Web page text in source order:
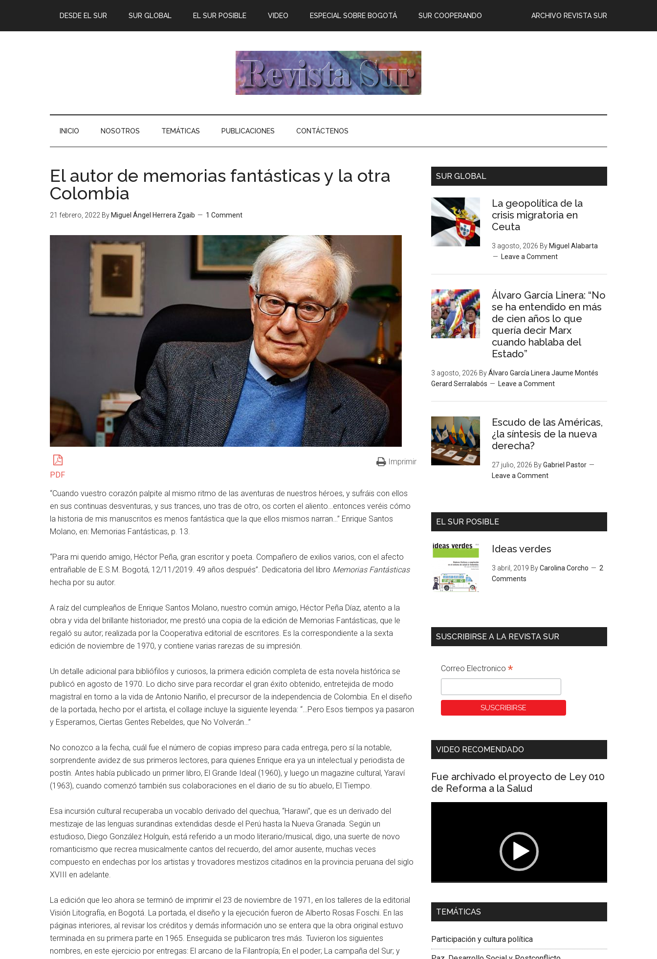
DESDE EL SUR SUR GLOBAL EL SUR POSIBLE ARCHIVO REVISTA SUR
VIDEO ESPECIAL SOBRE BOGOTÁ SUR COOPERANDO
INICIO NOSOTROS TEMÁTICAS PUBLICACIONES CONTÁCTENOS
El autor de memorias fantásticas y la otra
Colombia
21 febrero, 2022 By Miguel Ángel Herrera Zgaib 1 Comment
PDF
Imprimir
“Cuando vuestro corazón palpite al mismo ritmo de las aventuras de nuestros héroes, y sufráis con ellos
en sus continuas desventuras, y sus trances, uno tras de otro, os corten el aliento…entonces veréis cómo
la historia de mis manuscritos es menos fantástica que la que ellos mismos narran…” Enrique Santos
Molano, en: Memorias Fantásticas, p. 13.
“Para mi querido amigo, Héctor Peña, gran escritor y poeta. Compañero de exilios varios, con el afecto
entrañable de E.S.M. Bogotá, 12/11/2019. 49 años después”. Dedicatoria del libro Memorias Fantásticas
hecha por su autor.
A raíz del cumpleaños de Enrique Santos Molano, nuestro común amigo, Héctor Peña Díaz, atento a la
obra y vida del brillante historiador, me prestó una copia de la edición de Memorias Fantásticas, que le
regaló su autor; realizada por la Cooperativa editorial de escritores. Es la correspondiente a la sexta
edición de noviembre de 1970, y contiene varias rarezas de su impresión.
Un detalle adicional para bibliófilos y curiosos, la primera edición completa de esta novela histórica se
publicó en agosto de 1970. Lo dicho sirve para recordar el gran éxito obtenido, entretejida de modo
magistral en torno a la vida de Antonio Nariño, el precursor de la independencia de Colombia. En el diseño
de la portada, hecho por el artista, el collage incluye la siguiente leyenda: “…Pero Esos tiempos ya pasaron
y Esperamos, Ciertas Gentes Rebeldes, que No Volverán…”
No conozco a la fecha, cuál fue el número de copias impreso para cada entrega, pero sí la notable,
sorprendente avidez de sus primeros lectores, para quienes Enrique era ya un intelectual y periodista de
postín. Antes había publicado un primer libro, El Grande Ideal (1960), y luego un magazine cultural, Yaraví
(1963), cuando comenzó también sus colaboraciones en el diario de su tío abuelo, El Tiempo.
Esa incursión cultural recuperaba un vocablo derivado del quechua, “Harawi”, que es un derivado del
mestizaje de las lenguas surandinas extendidas desde el Perú hasta la Nueva Granada. Según un
estudioso, Diego González Holguín, está referido a un modo literario/musical, digo, una suerte de novo
romanticismo que recrea musicalmente cantos del recuerdo, del amor ausente, muchas veces
compuesto en endechas por los artistas y trovadores mestizos citadinos en la provincia peruana del siglo
XVIII en adelante.
La edición que leo ahora se terminó de imprimir el 23 de noviembre de 1971, en los talleres de la editorial
Visión Litografía, en Bogotá. La portada, el diseño y la ejecución fueron de Alberto Rosas Foschi. En las
páginas interiores, al revisar los créditos y demás información uno se entera que la obra original estuvo
terminada en su primera parte en 1965. Enseguida se publicaron tres más. Tuvieron los siguientes
nombres, en este ejercicio por entregas: El arcano de la Filantropía; En el poder; La campaña del Sur; y
SUR GLOBAL
La geopolítica de la
crisis migratoria en
Ceuta
3 agosto, 2026 By Miguel Alabarta
Leave a Comment
Álvaro García Linera: “No
se ha entendido en más
de cien años lo que
quería decir Marx
cuando hablaba del
Estado”
3 agosto, 2026 ByÁlvaro García Linera Jaume Montés
Gerard Serralabós
Leave a Comment
Escudo de las Américas,
¿la síntesis de la nueva
derecha?
27 julio, 2026 ByGabriel Pastor
Leave a Comment
EL SUR POSIBLE
Ideas verdes
3 abril, 2019 ByCarolina Corcho
2
Comments
SUSCRIBIRSE A LA REVISTA SUR
Correo Electronico *
VIDEO RECOMENDADO
Fue archivado el proyecto de Ley 010
de Reforma a la Salud
Dra. Carolina Corcho Mejía,
Latinoamericana Sur, Vicepresidenta Federación
TEMÁTICAS
Participación y cultura política